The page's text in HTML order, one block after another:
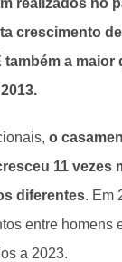
crescimento
também a maior
o
11 vezes
diferentes. Em
entre homens
a 2023.